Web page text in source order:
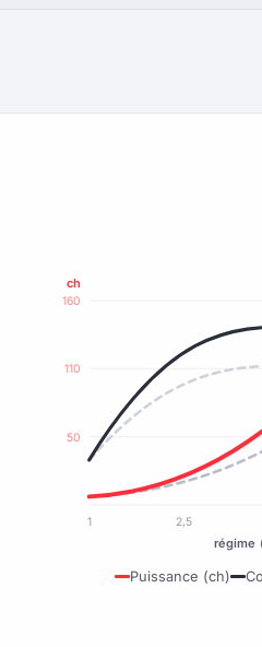
50
110
160
ch
1 2,5
régime
Puissance (ch)